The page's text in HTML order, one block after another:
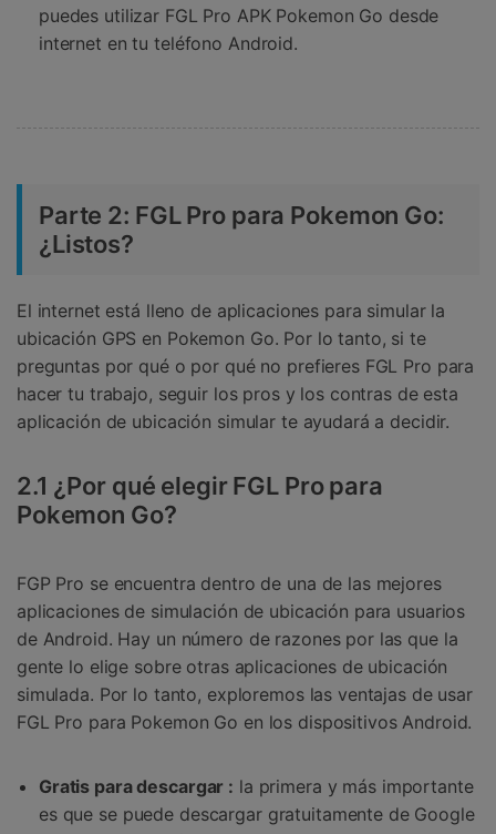
puedes utilizar FGL Pro APK Pokemon Go desde
internet en tu teléfono Android.
Parte 2: FGL Pro para Pokemon Go:
¿Listos?
El internet está lleno de aplicaciones para simular la
ubicación GPS en Pokemon Go. Por lo tanto, si te
preguntas por qué o por qué no prefieres FGL Pro para
hacer tu trabajo, seguir los pros y los contras de esta
aplicación de ubicación simular te ayudará a decidir.
2.1 ¿Por qué elegir FGL Pro para
Pokemon Go?
FGP Pro se encuentra dentro de una de las mejores
aplicaciones de simulación de ubicación para usuarios
de Android. Hay un número de razones por las que la
gente lo elige sobre otras aplicaciones de ubicación
simulada. Por lo tanto, exploremos las ventajas de usar
FGL Pro para Pokemon Go en los dispositivos Android.
Gratis para descargar : la primera y más importante
es que se puede descargar gratuitamente de Google